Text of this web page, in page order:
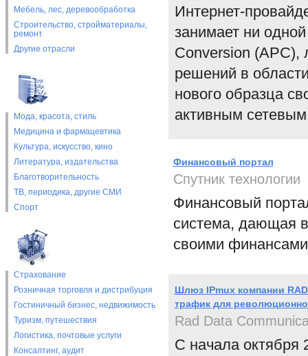
Мебель, лес, деревообработка
Строительство, стройматериалы,
ремонт
Другие отрасли
Мода, красота, стиль
Медицина и фармацевтика
Культура, искусство, кино
Литература, издательства
Благотворительность
ТВ, периодика, другие СМИ
Спорт
Страхование
Розничная торговля и дистрибуция
Гостиничный бизнес, недвижимость
Туризм, путешествия
Логистика, почтовые услуги
Консалтинг, аудит
Интернет-
занимает ни
Conversion (APC),
решений в
нового образца
активным
Финансовый портал
Спутник технологии
Финансовый
система, дающая
своими
Шлюз IPmux компании
трафик для
Rad Data
С начала октября